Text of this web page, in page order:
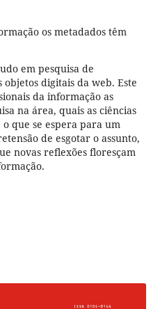
os metadados têm
em pesquisa de
digitais da web. Este
da informação as
na área, quais as ciências
o que se espera para um
de esgotar o assunto,
novas reflexões floresçam